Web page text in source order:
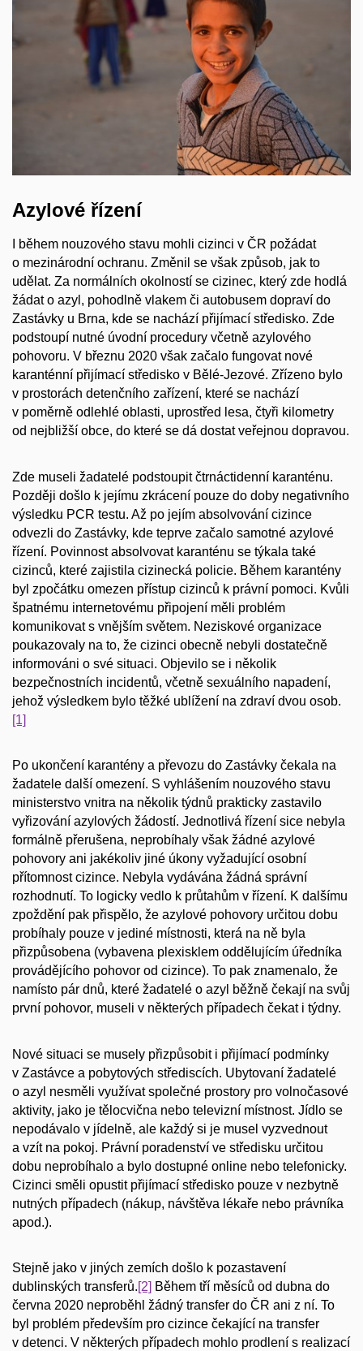
Azylové řízení
I během nouzového stavu mohli cizinci v ČR požádat
o mezinárodní ochranu. Změnil se však způsob, jak to
udělat. Za normálních okolností se cizinec, který zde hodlá
žádat o azyl, pohodlně vlakem či autobusem dopraví do
Zastávky u Brna, kde se nachází přijímací středisko. Zde
podstoupí nutné úvodní procedury včetně azylového
pohovoru. V březnu 2020 však začalo fungovat nové
karanténní přijímací středisko v Bělé-Jezové. Zřízeno bylo
v prostorách detenčního zařízení, které se nachází
v poměrně odlehlé oblasti, uprostřed lesa, čtyři kilometry
od nejbližší obce, do které se dá dostat veřejnou dopravou.
Zde museli žadatelé podstoupit čtrnáctidenní karanténu.
Později došlo k jejímu zkrácení pouze do doby negativního
výsledku PCR testu. Až po jejím absolvování cizince
odvezli do Zastávky, kde teprve začalo samotné azylové
řízení. Povinnost absolvovat karanténu se týkala také
cizinců, které zajistila cizinecká policie. Během karantény
byl zpočátku omezen přístup cizinců k právní pomoci. Kvůli
špatnému internetovému připojení měli problém
komunikovat s vnějším světem. Neziskové organizace
poukazovaly na to, že cizinci obecně nebyli dostatečně
informováni o své situaci. Objevilo se i několik
bezpečnostních incidentů, včetně sexuálního napadení,
jehož výsledkem bylo těžké ublížení na zdraví dvou osob.
[1]
Po ukončení karantény a převozu do Zastávky čekala na
žadatele další omezení. S vyhlášením nouzového stavu
ministerstvo vnitra na několik týdnů prakticky zastavilo
vyřizování azylových žádostí. Jednotlivá řízení sice nebyla
formálně přerušena, neprobíhaly však žádné azylové
pohovory ani jakékoliv jiné úkony vyžadující osobní
přítomnost cizince. Nebyla vydávána žádná správní
rozhodnutí. To logicky vedlo k průtahům v řízení. K dalšímu
zpoždění pak přispělo, že azylové pohovory určitou dobu
probíhaly pouze v jediné místnosti, která na ně byla
přizpůsobena (vybavena plexisklem oddělujícím úředníka
provádějícího pohovor od cizince). To pak znamenalo, že
namísto pár dnů, které žadatelé o azyl běžně čekají na svůj
první pohovor, museli v některých případech čekat i týdny.
Nové situaci se musely přizpůsobit i přijímací podmínky
v Zastávce a pobytových střediscích. Ubytovaní žadatelé
o azyl nesměli využívat společné prostory pro volnočasové
aktivity, jako je tělocvična nebo televizní místnost. Jídlo se
nepodávalo v jídelně, ale každý si je musel vyzvednout
a vzít na pokoj. Právní poradenství ve středisku určitou
dobu neprobíhalo a bylo dostupné online nebo telefonicky.
Cizinci směli opustit přijímací středisko pouze v nezbytně
nutných případech (nákup, návštěva lékaře nebo právníka
apod.).
Stejně jako v jiných zemích došlo k pozastavení
dublinských transferů.[2] Během tří měsíců od dubna do
června 2020 neproběhl žádný transfer do ČR ani z ní. To
byl problém především pro cizince čekající na transfer
v detenci. V některých případech mohlo prodlení s realizací